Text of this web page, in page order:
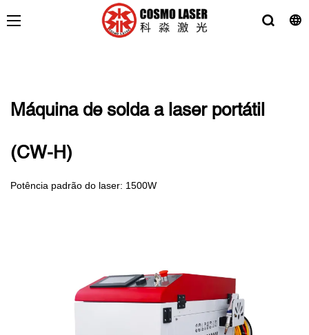
Máquina de solda a laser portátil
(CW-H)
Potência padrão do laser: 1500W